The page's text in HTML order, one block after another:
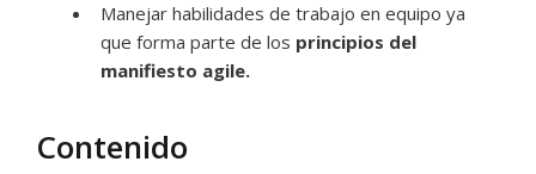
Manejar habilidades de trabajo en equipo ya
que forma parte de los principios del
manifiesto agile.
Contenido